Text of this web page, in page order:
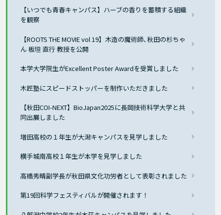
【いつでも青春キャンパス】ハーブの香りを蓄積する組織
を観察
【ROOTS THE MOVIE vol 19】木造の魔術師､秋田の杉ちゃ
ん 板垣 直行 教授を公開
本学大学院生がExcellent Poster Awardを受賞しました
木匠塾にスピードストッパーを制作いただきました
【秋田COI-NEXT】BioJapan2025に長岡技術科学大学と共
同出展しました
増田高校の１年生が大潟キャンパスを見学しました
横手城南高校１年生が本学を見学しました
高橋秀晴副学長が秋田県文化功労者として表彰されました
第19回科学フェスティバルが開催されます！